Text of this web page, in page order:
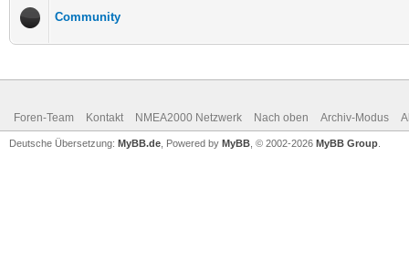
Community
Foren-Team Kontakt NMEA2000 Netzwerk Nach oben Archiv-Modus
Deutsche Übersetzung: MyBB.de , Powered by MyBB , © 2002-2026 MyBB Group